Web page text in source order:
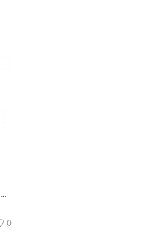
TL-POE200 Набор адаптеров РоЕ
0